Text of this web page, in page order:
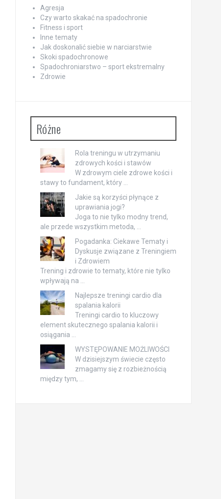
Agresja
Czy warto skakać na spadochronie
Fitness i sport
Inne tematy
Jak doskonalić siebie w narciarstwie
Skoki spadochronowe
Spadochroniarstwo – sport ekstremalny
Zdrowie
Różne
Rola treningu w utrzymaniu
zdrowych kości i stawów
W zdrowym ciele zdrowe kości i
stawy to fundament, który …
Jakie są korzyści płynące z
uprawiania jogi?
Joga to nie tylko modny trend,
ale przede wszystkim metoda, …
Pogadanka: Ciekawe Tematy i
Dyskusje związane z Treningiem
i Zdrowiem
Trening i zdrowie to tematy, które nie tylko
wpływają na …
Najlepsze treningi cardio dla
spalania kalorii
Treningi cardio to kluczowy
element skutecznego spalania kalorii i
osiągania …
WYSTĘPOWANIE MOŻLIWOŚCI
W dzisiejszym świecie często
zmagamy się z rozbieżnością
między tym, …